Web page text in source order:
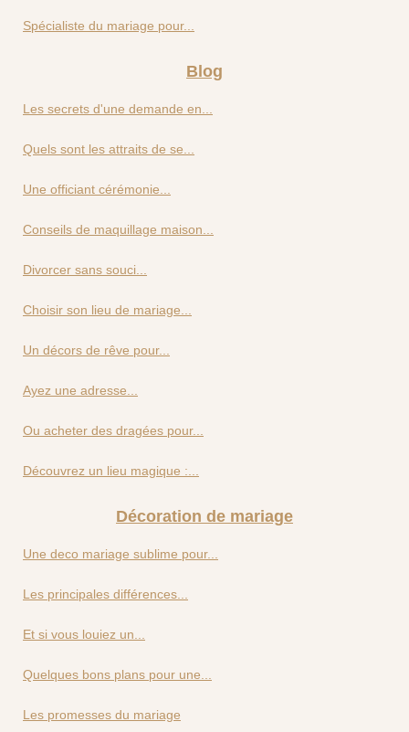
Spécialiste du mariage pour...
Blog
Les secrets d'une demande en...
Quels sont les attraits de se...
Une officiant cérémonie...
Conseils de maquillage maison...
Divorcer sans souci...
Choisir son lieu de mariage...
Un décors de rêve pour...
Ayez une adresse...
Ou acheter des dragées pour...
Découvrez un lieu magique :...
Décoration de mariage
Une deco mariage sublime pour...
Les principales différences...
Et si vous louiez un...
Quelques bons plans pour une...
Les promesses du mariage